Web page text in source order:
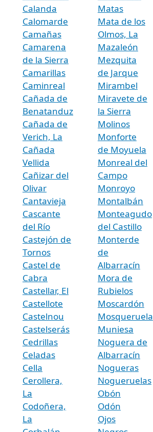
Calanda
Calomarde
Camañas
Camarena
de la Sierra
Camarillas
Caminreal
Cañada de
Benatanduz
Cañada de
Verich, La
Cañada
Vellida
Cañizar del
Olivar
Cantavieja
Cascante
del Río
Castejón de
Tornos
Castel de
Cabra
Castellar, El
Castellote
Castelnou
Castelserás
Cedrillas
Celadas
Cella
Cerollera,
La
Codoñera,
La
Matas
Mata de los
Olmos, La
Mazaleón
Mezquita
de Jarque
Mirambel
Miravete de
la Sierra
Molinos
Monforte
de Moyuela
Monreal del
Campo
Monroyo
Montalbán
Monteagudo
del Castillo
Monterde
de
Albarracín
Mora de
Rubielos
Moscardón
Mosqueruela
Muniesa
Noguera de
Albarracín
Nogueras
Nogueruelas
Obón
Odón
Ojos